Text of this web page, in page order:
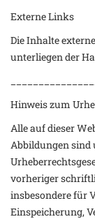
Externe Links
Die Inhalte
unterliegen der
Hinweis zum
Alle auf dieser
Abbildungen sind
vorheriger
insbesondere für
Einspeicherung,